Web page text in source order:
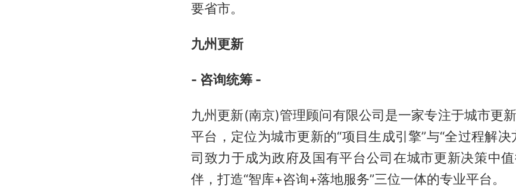
要省市。
九州更新
- 咨询统筹 -
九州更新(南京)管理顾问有限公司是一家专注于城市更
平台，定位为城市更新的“项目生成引擎”与“全过程解决
司致力于成为政府及国有平台公司在城市更新决策中
伴，打造“智库+咨询+落地服务”三位一体的专业平台。